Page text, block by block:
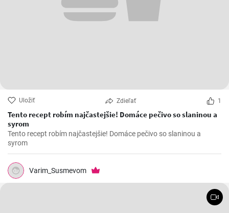
Uložiť Zdieľať 1
Tento recept robím najčastejšie! Domáce pečivo so slaninou a
syrom
Tento recept robím najčastejšie! Domáce pečivo so slaninou a
syrom
Varim_Susmevom